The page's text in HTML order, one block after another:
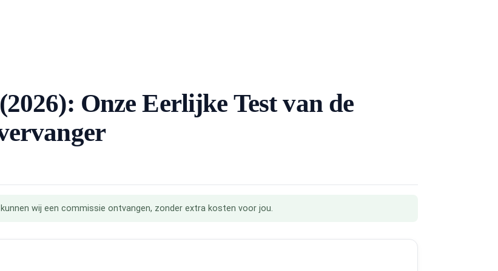
Onze Eerlijke Test van de
wij een commissie ontvangen, zonder extra kosten voor jou.